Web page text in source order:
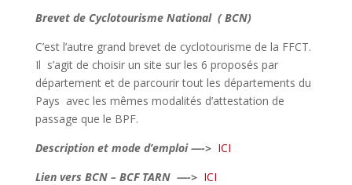
Brevet de Cyclotourisme National ( BCN)
C’est l’autre grand brevet de cyclotourisme de la FFCT.
Il s’agit de choisir un site sur les 6 proposés par
département et de parcourir tout les départements du
Pays avec les mêmes modalités d’attestation de
passage que le BPF.
Description et mode d’emploi —-> ICI
Lien vers BCN – BCF TARN —-> ICI